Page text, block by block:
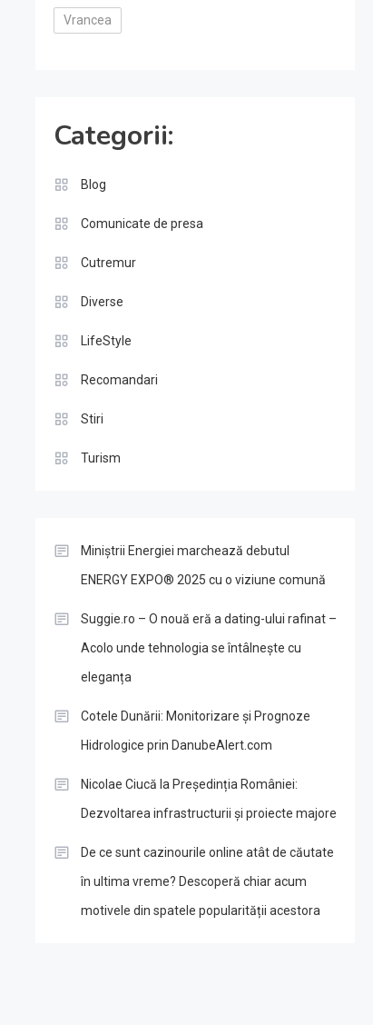
Vrancea
Categorii:
Blog
Comunicate de presa
Cutremur
Diverse
LifeStyle
Recomandari
Stiri
Turism
Miniștrii Energiei marchează debutul
ENERGY EXPO® 2025 cu o viziune comună
Suggie.ro – O nouă eră a dating-ului rafinat –
Acolo unde tehnologia se întâlnește cu
eleganța
Cotele Dunării: Monitorizare și Prognoze
Hidrologice prin DanubeAlert.com
Nicolae Ciucă la Președinția României:
Dezvoltarea infrastructurii și proiecte majore
De ce sunt cazinourile online atât de căutate
în ultima vreme? Descoperă chiar acum
motivele din spatele popularității acestora